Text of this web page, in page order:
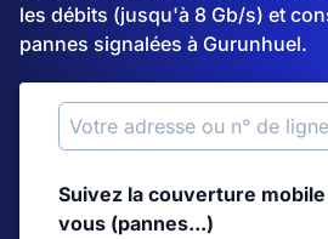
les débits (jusqu'à 8 Gb/s) et
pannes signalées à Gurunhuel.
Suivez la couverture
vous (pannes...)